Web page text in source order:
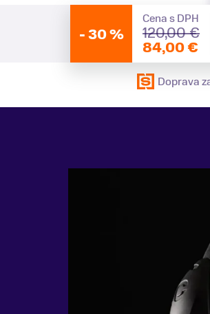
-30 %
Cena s DPH
120,00 €
84,00 €
Doprava